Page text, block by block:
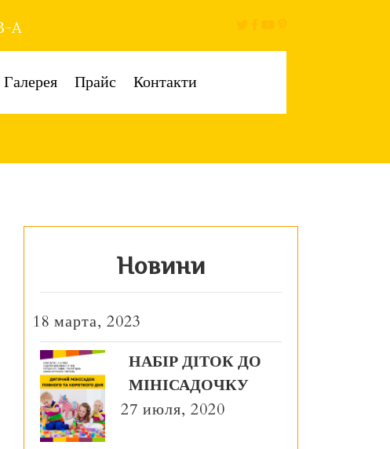
А
Галерея Прайс Контакти
Новини
18 марта, 2023
НАБІР ДІТОК ДО
МІНІСАДОЧКУ
27 июля, 2020